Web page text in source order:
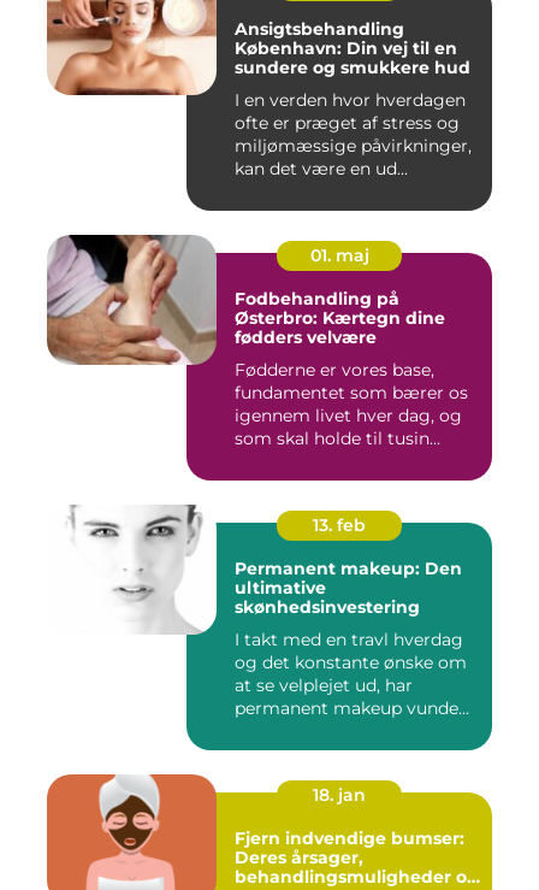
Ansigtsbehandling
København: Din vej til en
sundere og smukkere hud
I en verden hvor hverdagen
ofte er præget af stress og
miljømæssige påvirkninger,
kan det være en ud...
01. maj
Fodbehandling på
Østerbro: Kærtegn dine
fødders velvære
Fødderne er vores base,
fundamentet som bærer os
igennem livet hver dag, og
som skal holde til tusin...
13. feb
Permanent makeup: Den
ultimative
skønhedsinvestering
I takt med en travl hverdag
og det konstante ønske om
at se velplejet ud, har
permanent makeup vunde...
18. jan
Fjern indvendige bumser:
Deres årsager,
behandlingsmuligheder og